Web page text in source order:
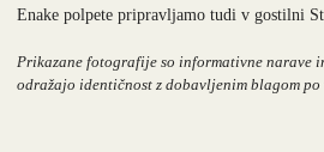
Enake polpete pripravljamo tudi v gostilni
Prikazane fotografije so informativne narave
odražajo identičnost z dobavljenim blagom